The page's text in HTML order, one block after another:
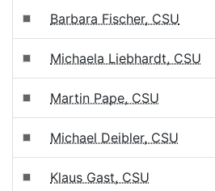
Barbara Fischer, CSU
Michaela Liebhardt, CSU
Martin Pape, CSU
Michael Deibler, CSU
Klaus Gast, CSU